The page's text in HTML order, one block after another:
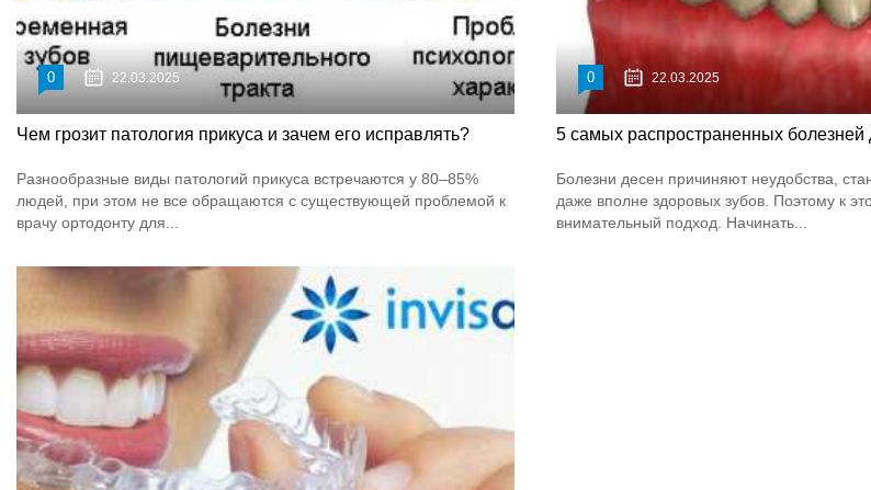
0 22.03.2025
Чем грозит патология прикуса и зачем его исправлять?
Разнообразные виды патологий прикуса встречаются у 80–85%
людей, при этом не все обращаются с существующей проблемой к
врачу ортодонту для...
0 22.03.2025
5 самых распространенных болезней
Болезни десен причиняют неудобства,
даже вполне здоровых зубов. Поэтому к
внимательный подход. Начинать...